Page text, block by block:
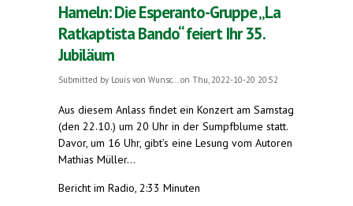
Hameln: Die Esperanto-Gruppe „La
Ratkaptista Bando“ feiert Ihr 35.
Jubiläum
Submitted by Louis von Wunsc... on Thu, 2022-10-20 20:52
Aus diesem Anlass findet ein Konzert am Samstag
(den 22.10.) um 20 Uhr in der Sumpfblume statt.
Davor, um 16 Uhr, gibt’s eine Lesung vom Autoren
Mathias Müller…
Bericht im Radio, 2:33 Minuten